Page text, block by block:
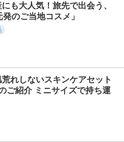
も大人気！旅先で出会う、
のご当地コスメ」
荒れしないスキンケアセット
ご紹介 ミニサイズで持ち運